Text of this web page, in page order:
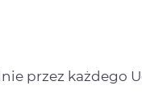
przez każdego